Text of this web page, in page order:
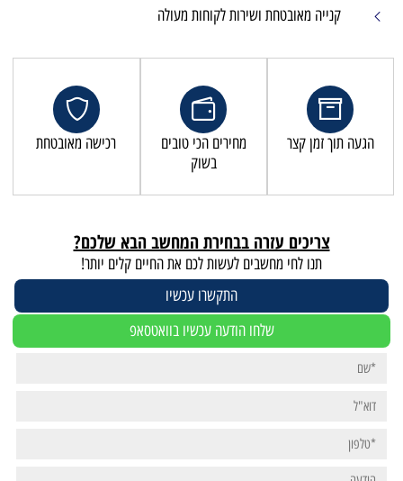
קנייה מאובטחת ושירות לקוחות מעולה
הגעה תוך זמן קצר
מחירים הכי טובים
בשוק
רכישה מאובטחת
צריכים עזרה בבחירת המחשב הבא שלכם?
תנו לחי מחשבים לעשות לכם את החיים קלים יותר!
התקשרו עכשיו
שלחו הודעה עכשיו בוואטסאפ